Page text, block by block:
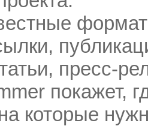
пресс-
покажет,
которые